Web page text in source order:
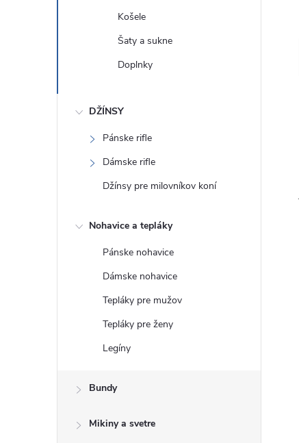
Košele
Šaty a sukne
Doplnky
DŽÍNSY
Pánske rifle
Dámske rifle
Džínsy pre milovníkov koní
Nohavice a tepláky
Pánske nohavice
Dámske nohavice
Tepláky pre mužov
Tepláky pre ženy
Legíny
Bundy
Mikiny a svetre